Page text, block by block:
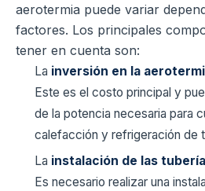
aerotermia puede variar
factores. Los principales
tener en cuenta son:
La inversión en la
Este es el costo principal y
de la potencia necesaria para
calefacción y refrigeración de
La instalación de las
Es necesario realizar una